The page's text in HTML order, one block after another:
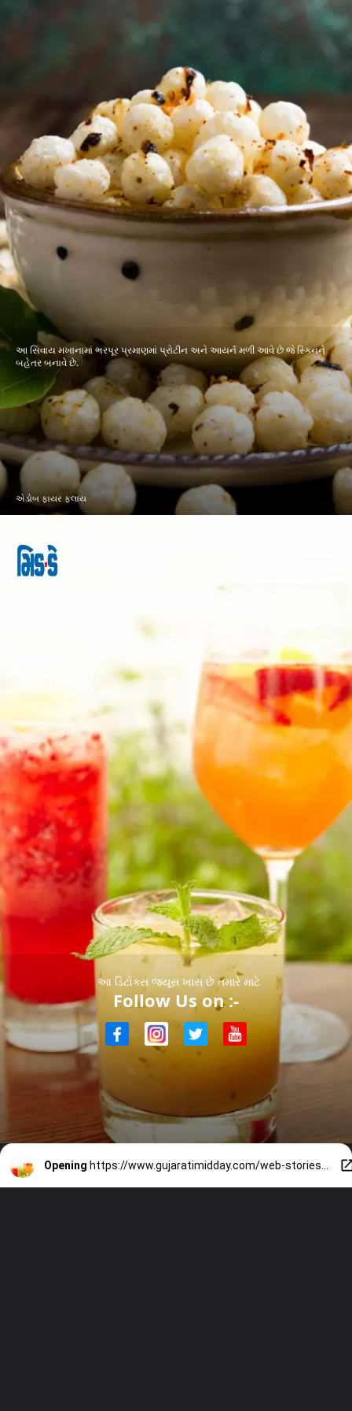
આ સિવાય મખાનામાં ભરપૂર પ્રમાણમાં પ્રોટીન અને આયર્ન મળી આવે છે જે સ્કિનને
બહેતર બનાવે છે.
એડોબ ફાયર ફ્લાય
આ ડિટોક્સ જ્યૂસ ખાસ છે તમારે માટે
Follow Us on :-
Opening